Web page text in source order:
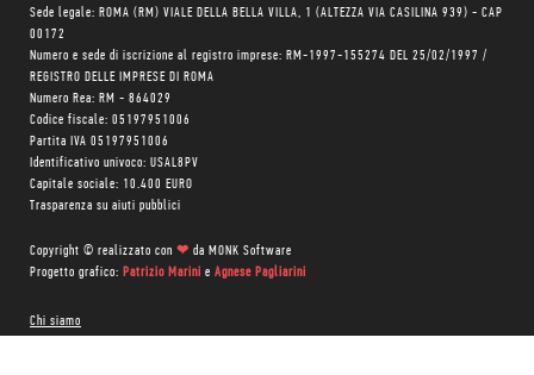
Sede legale: ROMA (RM) VIALE DELLA BELLA VILLA, 1 (ALTEZZA VIA CASILINA 939) - CAP
00172
Numero e sede di iscrizione al registro imprese: RM-1997-155274 DEL 25/02/1997 /
REGISTRO DELLE IMPRESE DI ROMA
Numero Rea: RM - 864029
Codice fiscale: 05197951006
Partita IVA 05197951006
Identificativo univoco: USAL8PV
Capitale sociale: 10.400 EURO
Trasparenza su aiuti pubblici
Copyright © realizzato con ❤ da MONK Software
Progetto grafico: Patrizio Marini e Agnese Pagliarini
Chi siamo